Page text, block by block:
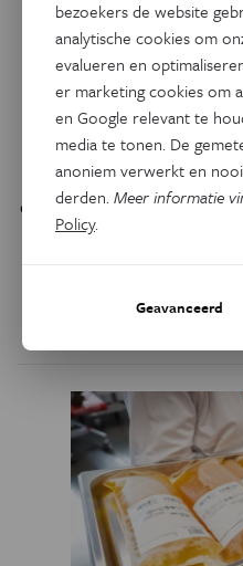
Een
nieuwe
in vroeg
Jaren voor de eerste
dat je een verhoogd risico
toekomst mogelijk worden
alzheimer
bezoekers de website
analytische cookies om
evalueren en
er marketing cookies om
en Google relevant te
media te tonen. De
anoniem verwerkt en
derden.Meer informatie
Policy.
Geavanceerd